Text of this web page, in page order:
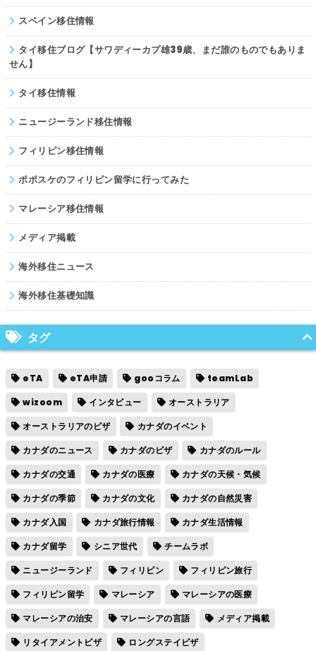
スペイン移住情報
タイ移住ブログ【サワディーカプ雄39歳、まだ誰のものでもありま
せん】
タイ移住情報
ニュージーランド移住情報
フィリピン移住情報
ポポスケのフィリピン留学に行ってみた
マレーシア移住情報
メディア掲載
海外移住ニュース
海外移住基礎知識
タグ
eTA eTA申請 gooコラム
teamLab
wizoom
インタビュー
オーストラリア
オーストラリアのビザ
カナダのイベント
カナダのニュース
カナダのビザ
カナダのルール
カナダの交通
カナダの医療
カナダの天候・気候
カナダの季節
カナダの文化
カナダの自然災害
カナダ入国
カナダ旅行情報
カナダ生活情報
カナダ留学
シニア世代
チームラボ
ニュージーランド
フィリピン
フィリピン旅行
フィリピン留学
マレーシア
マレーシアの医療
マレーシアの治安
マレーシアの言語
メディア掲載
リタイアメントビザ
ロングステイビザ